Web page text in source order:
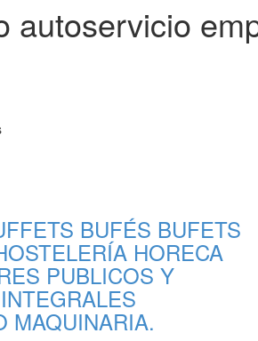
autoservicio
BUFÉS BUFETS
HORECA
PUBLICOS Y
MAQUINARIA.